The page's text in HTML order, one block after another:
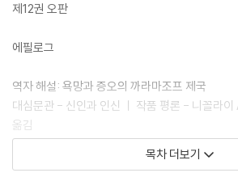
제12권 오판
에필로그
역자 해설: 욕망과 증오의 까라마조프 제국
대심문관 - 신인과 인신 ㅣ 작품 평론 - 니꼴라이
옮김
역자 요약: 『까라마조프 씨네 형제들』 줄거리
목차 더보기